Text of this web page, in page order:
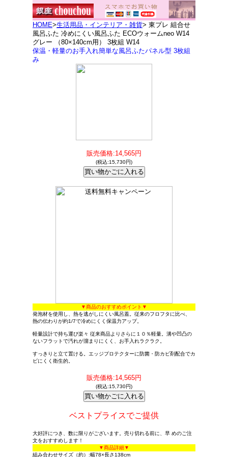
HOME>生活用品・インテリア・雑貨> 東プレ 組合せ
風呂ふた 冷めにくい風呂ふた ECOウォームneo W14
グレー （80×140cm用） 3枚組 W14
保温・軽量のお手入れ簡単な風呂ふたパネル型 3枚組
み
販売価格:14,565円
(税込:15,730円)
▼商品のおすすめポイント▼
発泡材を使用し、熱を逃がしにくい風呂蓋。従来のフロフタに比べ、
熱の伝わりが約1/7で冷めにくく保温力アップ。
軽量設計で持ち運び楽々 従来商品よりさらに１０％軽量。溝や凹凸の
ないフラットで汚れが溜まりにくく、お手入れラクラク。
すっきりと立て置ける。エッジプロテクターに防菌・防カビ剤配合でカ
ビにくく衛生的。
販売価格:14,565円
(税込:15,730円)
ベストプライスでご提供
大好評につき、数に限りがございます。売り切れる前に、早 めのご注
文をおすすめします！
▼商品詳細▼
組み合わせサイズ（約）:幅78×長さ138cm